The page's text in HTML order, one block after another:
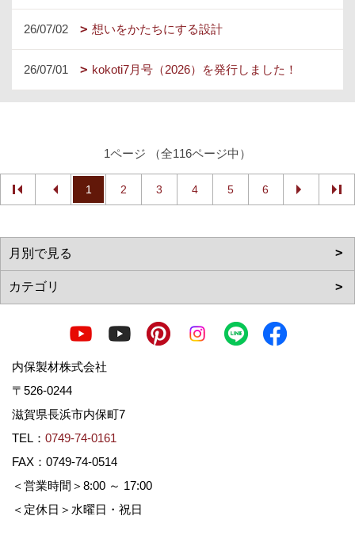
26/07/02 想いをかたちにする設計
26/07/01 kokoti7月号（2026）を発行しました！
1ページ （全116ページ中）
1 2 3 4 5 6
内保製材株式会社
〒526-0244
滋賀県長浜市内保町7
TEL： 0749-74-0161
FAX：0749-74-0514
＜営業時間＞8:00 ～ 17:00
＜定休日＞水曜日・祝日